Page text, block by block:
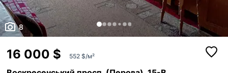
8
16 000 $ 552 $/м²